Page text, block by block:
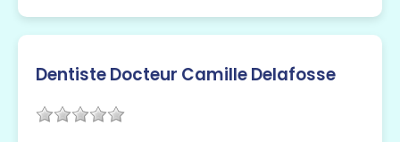
Dentiste Docteur Camille Delafosse